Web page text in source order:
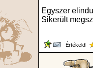
Egyszer
Sikerült
Értékeld!